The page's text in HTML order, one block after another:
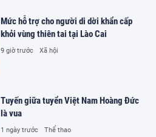
Mức hỗ trợ cho người di dời khẩn cấp
khỏi vùng thiên tai tại Lào Cai
9 giờ trước Xã hội
Tuyến giữa tuyển Việt Nam Hoàng Đức
là vua
1 ngày trước Thể thao